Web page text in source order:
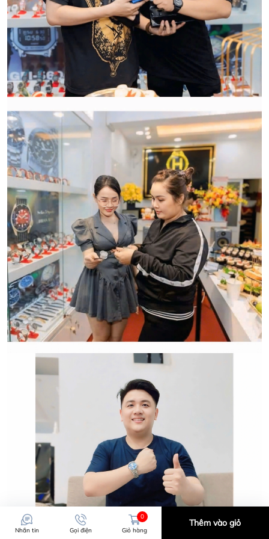
HWATCH Chuyên Nhập khẩu Và Phân Phối Các Loại
Đồng Hồ Chính Hãng
CẢM ƠN QUÝ KHÁCH ĐÃ TIN TƯỞNG VÀ ỦNG HỘ
HWATCH CHUYÊN NHẬP KHẨU và PHÂN PHỐI CÁC
LOẠI ĐỒNG HỒ CHÍNH HÃNG.
CẢM ƠN QUÝ KHÁCH ĐÃ TIN TƯỞNG VÀ ỦNG HỘ
HWATCH CHUYÊN NHẬP KHẨU và PHÂN PHỐI CÁC
LOẠI ĐỒNG HỒ CHÍNH HÃNG.
Nhắn tin Gọi điện
0
Giỏ hàng
Thêm vào giỏ